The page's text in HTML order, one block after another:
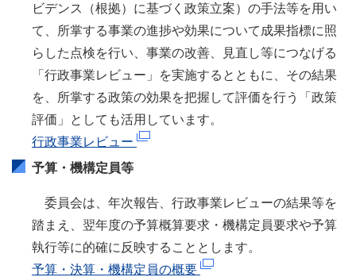
ビデンス（根拠）に基づく政策立案）の手法等を用い
て、所掌する事業の進捗や効果について成果指標に照
らした点検を行い、事業の改善、見直し等につなげる
「行政事業レビュー」を実施するとともに、その結果
を、所掌する政策の効果を把握して評価を行う「政策
評価」としても活用しています。
行政事業レビュー
予算・機構定員等
委員会は、年次報告、行政事業レビューの結果等を
踏まえ、翌年度の予算概算要求・機構定員要求や予算
執行等に的確に反映することとします。
予算・決算・機構定員の概要